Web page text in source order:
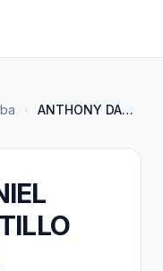
ANTHONY DANIEL PACHECO CASTILL...